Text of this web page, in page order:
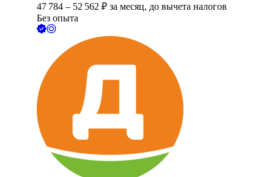
47 784 – 52 562 ₽ за месяц, до вычета налогов
Без опыта